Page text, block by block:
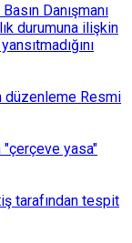
Danışmanı
durumuna ilişkin
düzenleme Resmi
yasa"
tarafından tespit